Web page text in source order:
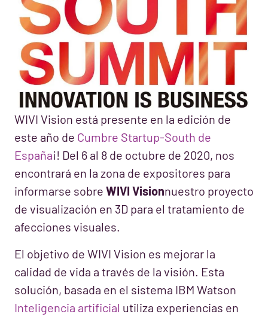
WIVI Vision está presente en la edición de
este año de Cumbre Startup-South de
España¡! Del 6 al 8 de octubre de 2020, nos
encontrará en la zona de expositores para
informarse sobre WIVI Visionnuestro proyecto
de visualización en 3D para el tratamiento de
afecciones visuales.
El objetivo de WIVI Vision es mejorar la
calidad de vida a través de la visión. Esta
solución, basada en el sistema IBM Watson
Inteligencia artificial utiliza experiencias en